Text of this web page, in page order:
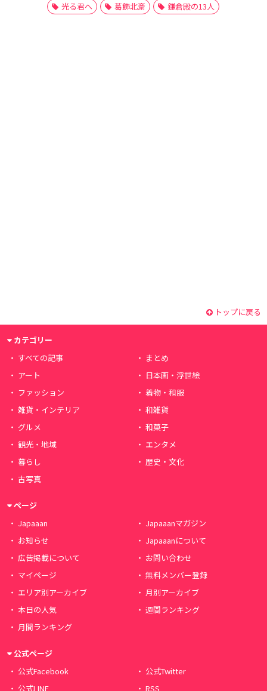
光る君へ
葛飾北斎 鎌倉殿の13人
トップに戻る
カテゴリー
すべての記事
まとめ
アート
日本画・浮世絵
ファッション
着物・和服
雑貨・インテリア
和雑貨
グルメ
和菓子
観光・地域
エンタメ
暮らし
歴史・文化
古写真
ページ
Japaaan
Japaaanマガジン
お知らせ
Japaaanについて
広告掲載について
お問い合わせ
マイページ
無料メンバー登録
エリア別アーカイブ
月別アーカイブ
本日の人気
週間ランキング
月間ランキング
公式ページ
公式Facebook
公式Twitter
公式LINE
RSS